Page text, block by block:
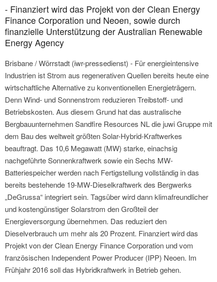
- Finanziert wird das Projekt von der Clean Energy
Finance Corporation und Neoen, sowie durch
finanzielle Unterstützung der Australian Renewable
Energy Agency
Brisbane / Wörrstadt (iwr-pressedienst) - Für energieintensive
Industrien ist Strom aus regenerativen Quellen bereits heute eine
wirtschaftliche Alternative zu konventionellen Energieträgern.
Denn Wind- und Sonnenstrom reduzieren Treibstoff- und
Betriebskosten. Aus diesem Grund hat das australische
Bergbauunternehmen Sandfire Resources NL die juwi Gruppe mit
dem Bau des weltweit größten Solar-Hybrid-Kraftwerkes
beauftragt. Das 10,6 Megawatt (MW) starke, einachsig
nachgeführte Sonnenkraftwerk sowie ein Sechs MW-
Batteriespeicher werden nach Fertigstellung vollständig in das
bereits bestehende 19-MW-Dieselkraftwerk des Bergwerks
„DeGrussa“ integriert sein. Tagsüber wird dann klimafreundlicher
und kostengünstiger Solarstrom den Großteil der
Energieversorgung übernehmen. Das reduziert den
Dieselverbrauch um mehr als 20 Prozent. Finanziert wird das
Projekt von der Clean Energy Finance Corporation und vom
französischen Independent Power Producer (IPP) Neoen. Im
Frühjahr 2016 soll das Hybridkraftwerk in Betrieb gehen.